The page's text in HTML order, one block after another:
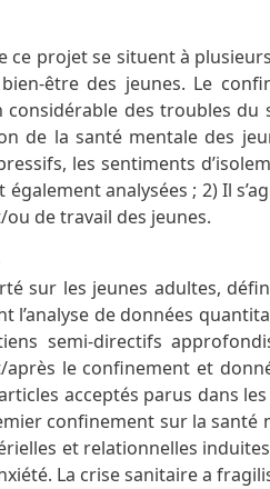
ce projet se situent à
être des jeunes. Le
considérable des troubles
de la santé mentale des
les sentiments
analysées ; 2) Il
ou de travail des jeunes.
sur les jeunes adultes,
l’analyse de données
semi-directifs
après le confinement et
acceptés parus dans
confinement sur la santé
et relationnelles
La crise sanitaire a